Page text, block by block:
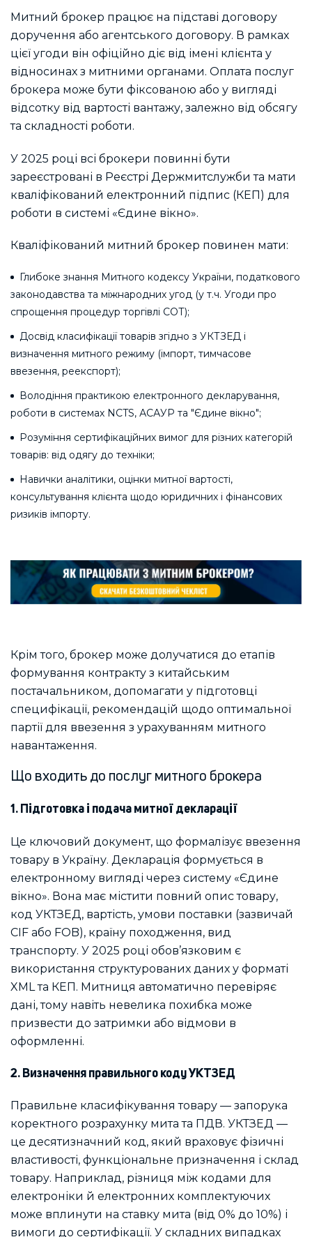
Митний брокер працює на підставі договору
доручення або агентського договору. В рамках
цієї угоди він офіційно діє від імені клієнта у
відносинах з митними органами. Оплата послуг
брокера може бути фіксованою або у вигляді
відсотку від вартості вантажу, залежно від обсягу
та складності роботи.
У 2025 році всі брокери повинні бути
зареєстровані в Реєстрі Держмитслужби та мати
кваліфікований електронний підпис (КЕП) для
роботи в системі «Єдине вікно».
Кваліфікований митний брокер повинен мати:
Глибоке знання Митного кодексу України, податкового
законодавства та міжнародних угод (у т.ч. Угоди про
спрощення процедур торгівлі СОТ);
Досвід класифікації товарів згідно з УКТЗЕД і
визначення митного режиму (імпорт, тимчасове
ввезення, реекспорт);
Володіння практикою електронного декларування,
роботи в системах NCTS, АСАУР та "Єдине вікно";
Розуміння сертифікаційних вимог для різних категорій
товарів: від одягу до техніки;
Навички аналітики, оцінки митної вартості,
консультування клієнта щодо юридичних і фінансових
ризиків імпорту.
Крім того, брокер може долучатися до етапів
формування контракту з китайським
постачальником, допомагати у підготовці
специфікації, рекомендацій щодо оптимальної
партії для ввезення з урахуванням митного
навантаження.
Що входить до послуг митного брокера
1. Підготовка і подача митної декларації
Це ключовий документ, що формалізує ввезення
товару в Україну. Декларація формується в
електронному вигляді через систему «Єдине
вікно». Вона має містити повний опис товару,
код УКТЗЕД, вартість, умови поставки (зазвичай
CIF або FOB), країну походження, вид
транспорту. У 2025 році обов’язковим є
використання структурованих даних у форматі
XML та КЕП. Митниця автоматично перевіряє
дані, тому навіть невелика похибка може
призвести до затримки або відмови в
оформленні.
2. Визначення правильного коду УКТЗЕД
Правильне класифікування товару — запорука
коректного розрахунку мита та ПДВ. УКТЗЕД —
це десятизначний код, який враховує фізичні
властивості, функціональне призначення і склад
товару. Наприклад, різниця між кодами для
електроніки й електронних комплектуючих
може вплинути на ставку мита (від 0% до 10%) і
вимоги до сертифікації. У складних випадках